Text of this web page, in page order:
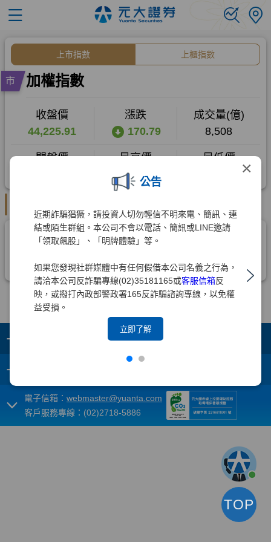
×
公告
近期詐騙猖獗，請投資人切勿輕信不明來電、簡訊、連
結或陌生群組。本公司不會以電話、簡訊或LINE邀請
「領取飆股」、「明牌體驗」等。
如果您發現社群媒體中有任何假借本公司名義之行為，
請洽本公司反詐騙專線(02)35181165或客服信箱反
映，或撥打內政部警政署165反詐騙諮詢專線，以免權
益受損。
立即了解
+
+
電子信箱： webmaster@yuanta.com
客戶服務專線：(02)2718-5886
TOP